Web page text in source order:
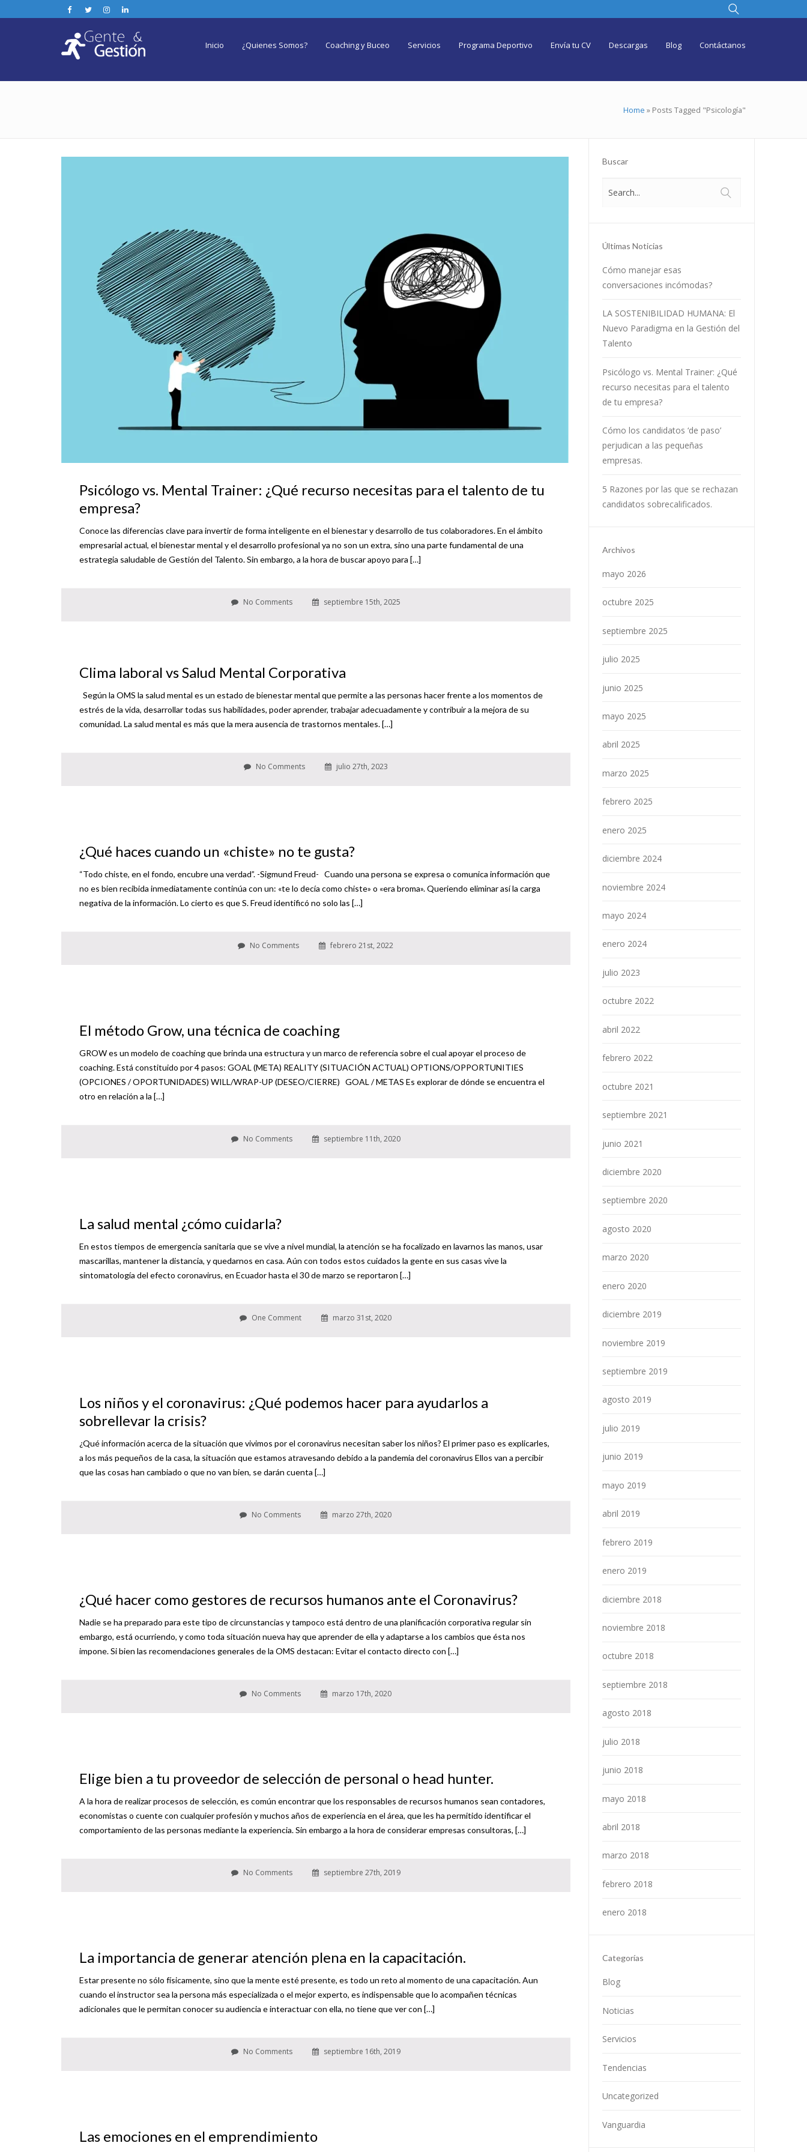
Inicio ¿Quienes Somos? Coaching y Buceo Servicios Programa Deportivo Envía tu CV Descargas Blog Contáctanos
Home » Posts Tagged "Psicología"
Psicólogo vs. Mental Trainer: ¿Qué recurso necesitas para el talento de tu
empresa?
Conoce las diferencias clave para invertir de forma inteligente en el bienestar y desarrollo de tus colaboradores. En el ámbito
empresarial actual, el bienestar mental y el desarrollo profesional ya no son un extra, sino una parte fundamental de una
estrategia saludable de Gestión del Talento. Sin embargo, a la hora de buscar apoyo para […]
No Comments septiembre 15th, 2025
Clima laboral vs Salud Mental Corporativa
Según la OMS la salud mental es un estado de bienestar mental que permite a las personas hacer frente a los momentos de
estrés de la vida, desarrollar todas sus habilidades, poder aprender, trabajar adecuadamente y contribuir a la mejora de su
comunidad. La salud mental es más que la mera ausencia de trastornos mentales. […]
No Comments julio 27th, 2023
¿Qué haces cuando un «chiste» no te gusta?
“Todo chiste, en el fondo, encubre una verdad”. -Sigmund Freud- Cuando una persona se expresa o comunica información que
no es bien recibida inmediatamente continúa con un: «te lo decía como chiste» o «era broma». Queriendo eliminar así la carga
negativa de la información. Lo cierto es que S. Freud identificó no solo las […]
No Comments febrero 21st, 2022
El método Grow, una técnica de coaching
GROW es un modelo de coaching que brinda una estructura y un marco de referencia sobre el cual apoyar el proceso de
coaching. Está constituido por 4 pasos: GOAL (META) REALITY (SITUACIÓN ACTUAL) OPTIONS/OPPORTUNITIES
(OPCIONES / OPORTUNIDADES) WILL/WRAP-UP (DESEO/CIERRE) GOAL / METAS Es explorar de dónde se encuentra el
otro en relación a la […]
No Comments septiembre 11th, 2020
La salud mental ¿cómo cuidarla?
En estos tiempos de emergencia sanitaria que se vive a nivel mundial, la atención se ha focalizado en lavarnos las manos, usar
mascarillas, mantener la distancia, y quedarnos en casa. Aún con todos estos cuidados la gente en sus casas vive la
sintomatología del efecto coronavirus, en Ecuador hasta el 30 de marzo se reportaron […]
One Comment marzo 31st, 2020
Los niños y el coronavirus: ¿Qué podemos hacer para ayudarlos a
sobrellevar la crisis?
¿Qué información acerca de la situación que vivimos por el coronavirus necesitan saber los niños? El primer paso es explicarles,
a los más pequeños de la casa, la situación que estamos atravesando debido a la pandemia del coronavirus Ellos van a percibir
que las cosas han cambiado o que no van bien, se darán cuenta […]
No Comments marzo 27th, 2020
¿Qué hacer como gestores de recursos humanos ante el Coronavirus?
Nadie se ha preparado para este tipo de circunstancias y tampoco está dentro de una planificación corporativa regular sin
embargo, está ocurriendo, y como toda situación nueva hay que aprender de ella y adaptarse a los cambios que ésta nos
impone. Si bien las recomendaciones generales de la OMS destacan: Evitar el contacto directo con […]
No Comments marzo 17th, 2020
Elige bien a tu proveedor de selección de personal o head hunter.
A la hora de realizar procesos de selección, es común encontrar que los responsables de recursos humanos sean contadores,
economistas o cuente con cualquier profesión y muchos años de experiencia en el área, que les ha permitido identificar el
comportamiento de las personas mediante la experiencia. Sin embargo a la hora de considerar empresas consultoras, […]
No Comments septiembre 27th, 2019
La importancia de generar atención plena en la capacitación.
Estar presente no sólo físicamente, sino que la mente esté presente, es todo un reto al momento de una capacitación. Aun
cuando el instructor sea la persona más especializada o el mejor experto, es indispensable que lo acompañen técnicas
adicionales que le permitan conocer su audiencia e interactuar con ella, no tiene que ver con […]
No Comments septiembre 16th, 2019
Las emociones en el emprendimiento
Buscar
Últimas Noticias
Cómo manejar esas
conversaciones incómodas?
LA SOSTENIBILIDAD HUMANA: El
Nuevo Paradigma en la Gestión del
Talento
Psicólogo vs. Mental Trainer: ¿Qué
recurso necesitas para el talento
de tu empresa?
Cómo los candidatos ‘de paso’
perjudican a las pequeñas
empresas.
5 Razones por las que se rechazan
candidatos sobrecalificados.
Archivos
mayo 2026
octubre 2025
septiembre 2025
julio 2025
junio 2025
mayo 2025
abril 2025
marzo 2025
febrero 2025
enero 2025
diciembre 2024
noviembre 2024
mayo 2024
enero 2024
julio 2023
octubre 2022
abril 2022
febrero 2022
octubre 2021
septiembre 2021
junio 2021
diciembre 2020
septiembre 2020
agosto 2020
marzo 2020
enero 2020
diciembre 2019
noviembre 2019
septiembre 2019
agosto 2019
julio 2019
junio 2019
mayo 2019
abril 2019
febrero 2019
enero 2019
diciembre 2018
noviembre 2018
octubre 2018
septiembre 2018
agosto 2018
julio 2018
junio 2018
mayo 2018
abril 2018
marzo 2018
febrero 2018
enero 2018
Categorías
Blog
Noticias
Servicios
Tendencias
Uncategorized
Vanguardia